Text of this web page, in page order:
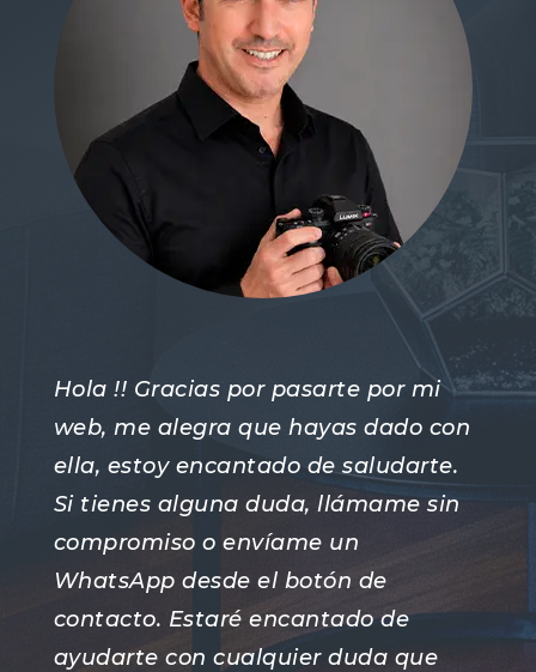
Hola !! Gracias por pasarte por mi
web, me alegra que hayas dado con
ella, estoy encantado de saludarte.
Si tienes alguna duda, llámame sin
compromiso o envíame un
WhatsApp desde el botón de
contacto. Estaré encantado de
ayudarte con cualquier duda que